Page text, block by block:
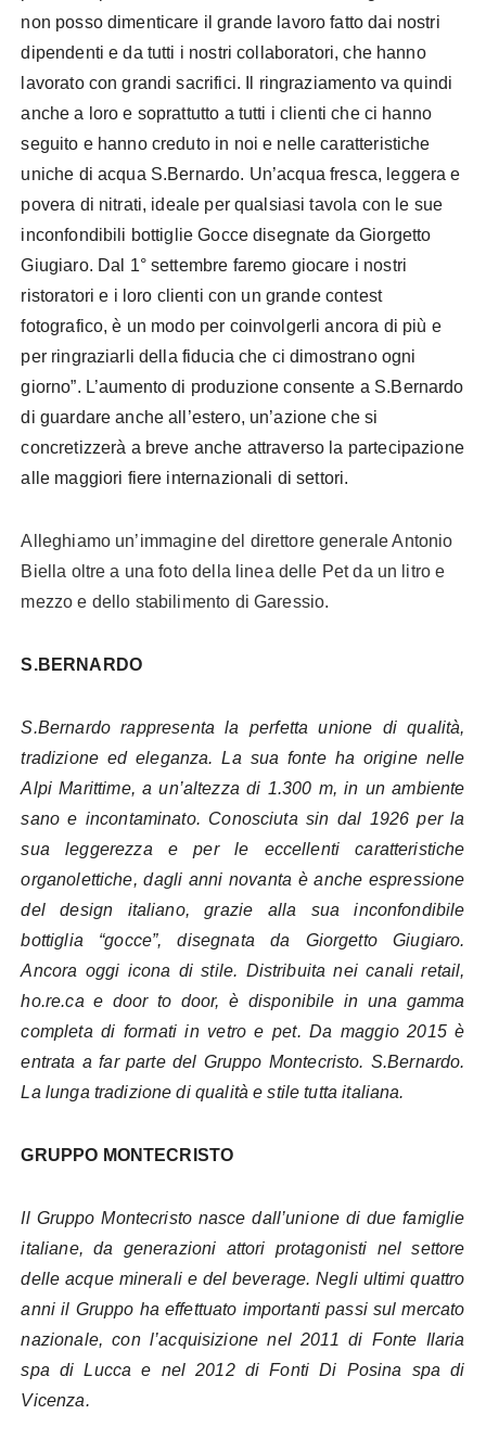
non posso dimenticare il grande lavoro fatto dai nostri
dipendenti e da tutti i nostri collaboratori, che hanno
lavorato con grandi sacrifici. Il ringraziamento va quindi
anche a loro e soprattutto a tutti i clienti che ci hanno
seguito e hanno creduto in noi e nelle caratteristiche
uniche di acqua S.Bernardo. Un’acqua fresca, leggera e
povera di nitrati, ideale per qualsiasi tavola con le sue
inconfondibili bottiglie Gocce disegnate da Giorgetto
Giugiaro. Dal 1° settembre faremo giocare i nostri
ristoratori e i loro clienti con un grande contest
fotografico, è un modo per coinvolgerli ancora di più e
per ringraziarli della fiducia che ci dimostrano ogni
giorno”. L’aumento di produzione consente a S.Bernardo
di guardare anche all’estero, un’azione che si
concretizzerà a breve anche attraverso la partecipazione
alle maggiori fiere internazionali di settori.
Alleghiamo un’immagine del direttore generale Antonio
Biella oltre a una foto della linea delle Pet da un litro e
mezzo e dello stabilimento di Garessio.
S.BERNARDO
S.Bernardo rappresenta la perfetta unione di qualità,
tradizione ed eleganza. La sua fonte ha origine nelle
Alpi Marittime, a un’altezza di 1.300 m, in un ambiente
sano e incontaminato. Conosciuta sin dal 1926 per la
sua leggerezza e per le eccellenti caratteristiche
organolettiche, dagli anni novanta è anche espressione
del design italiano, grazie alla sua inconfondibile
bottiglia “gocce”, disegnata da Giorgetto Giugiaro.
Ancora oggi icona di stile. Distribuita nei canali retail,
ho.re.ca e door to door, è disponibile in una gamma
completa di formati in vetro e pet. Da maggio 2015 è
entrata a far parte del Gruppo Montecristo. S.Bernardo.
La lunga tradizione di qualità e stile tutta italiana.
GRUPPO MONTECRISTO
Il Gruppo Montecristo nasce dall’unione di due famiglie
italiane, da generazioni attori protagonisti nel settore
delle acque minerali e del beverage. Negli ultimi quattro
anni il Gruppo ha effettuato importanti passi sul mercato
nazionale, con l’acquisizione nel 2011 di Fonte Ilaria
spa di Lucca e nel 2012 di Fonti Di Posina spa di
Vicenza.